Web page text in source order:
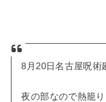
8月20日名古屋呪術
夜の部なので熱籠